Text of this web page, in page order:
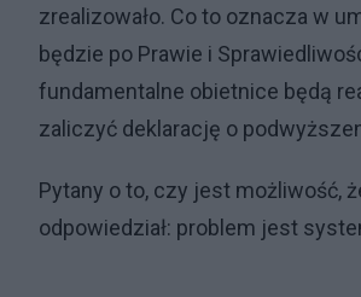
zrealizowało. Co to oznacza w
będzie po Prawie i
fundamentalne obietnice będą
zaliczyć deklarację o
Pytany o to, czy jest możliwość,
odpowiedział: problem jest